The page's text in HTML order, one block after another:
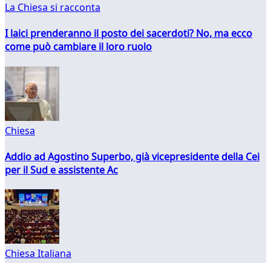
La Chiesa si racconta
I laici prenderanno il posto dei sacerdoti? No, ma ecco
come può cambiare il loro ruolo
Chiesa
Addio ad Agostino Superbo, già vicepresidente della Cei
per il Sud e assistente Ac
Chiesa Italiana